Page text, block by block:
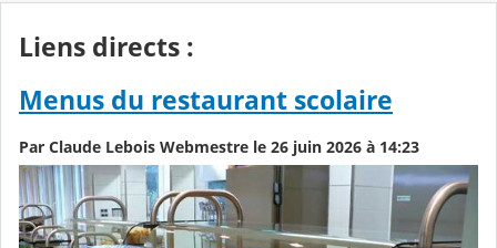
Liens directs :
Menus du restaurant scolaire
Par Claude Lebois Webmestre le 26 juin 2026 à 14:23